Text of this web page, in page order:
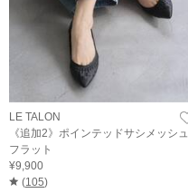
LE TALON
《追加2》ポインテッドサシメッシュ
フラット
¥9,900
(105)